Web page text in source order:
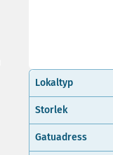
Lokaltyp
Storlek
Gatuadress